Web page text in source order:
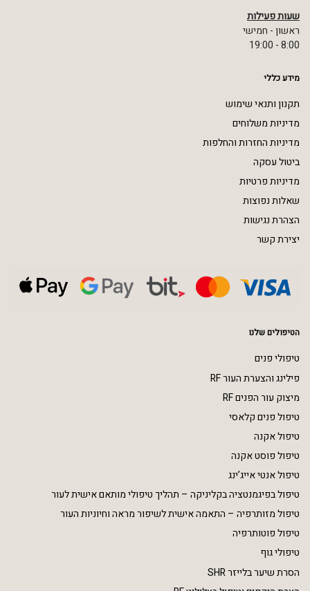
שעות פעילות
ראשון - חמישי
8:00 - 19:00
מידע כללי
תקנון ותנאי שימוש
מדיניות משלוחים
מדיניות החזרות והחלפות
ביטול עסקה
מדיניות פרטיות
שאלות נפוצות
הצהרת נגישות
יצירת קשר
הטיפולים שלנו
טיפולי פנים
פילינג והצערת העור RF
מיצוק עור הפנים RF
טיפול פנים קלאסי
טיפול אקנה
טיפול פוסט אקנה
טיפול אנטי אייג’ינג
טיפול בפיגמנטציה בקליניקה – תהליך טיפולי מותאם אישית לעור
טיפול מזותרפיה – התאמה אישית לשיפור מראה וחיוניות העור
טיפול פוטותרפיה
טיפולי גוף
הסרת שיער בלייזר SHR